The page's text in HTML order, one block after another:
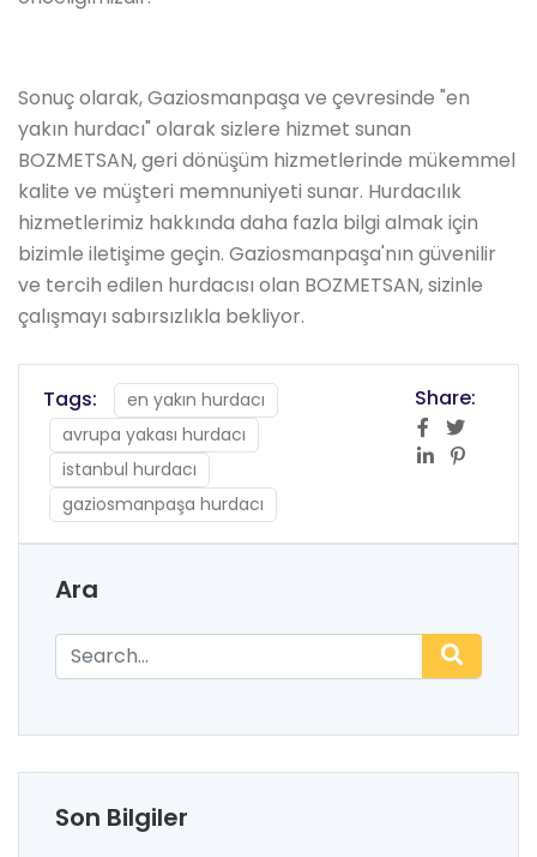
Sonuç olarak, Gaziosmanpaşa ve çevresinde "en
yakın hurdacı" olarak sizlere hizmet sunan
BOZMETSAN, geri dönüşüm hizmetlerinde mükemmel
kalite ve müşteri memnuniyeti sunar. Hurdacılık
hizmetlerimiz hakkında daha fazla bilgi almak için
bizimle iletişime geçin. Gaziosmanpaşa'nın güvenilir
ve tercih edilen hurdacısı olan BOZMETSAN, sizinle
çalışmayı sabırsızlıkla bekliyor.
Tags:
en yakın hurdacı
avrupa yakası hurdacı
istanbul hurdacı
gaziosmanpaşa hurdacı
Share:
Ara
Son Bilgiler